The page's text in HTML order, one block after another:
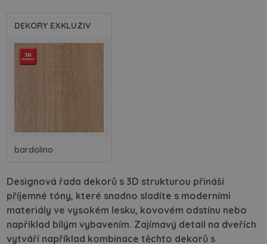
DEKORY EXKLUZIV
bardolino
Designová řada dekorů s 3D strukturou přináší
příjemné tóny, které snadno sladíte s moderními
materiály ve vysokém lesku, kovovém odstínu nebo
například bílým vybavením. Zajímavý detail na dveřích
vytváří například kombinace těchto dekorů s